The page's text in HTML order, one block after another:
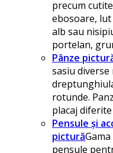
precum
ebosoare,
alb sau
portelan,
Pânze
sasiu
rotunde.
placaj
Pensule și
pictură
pensule